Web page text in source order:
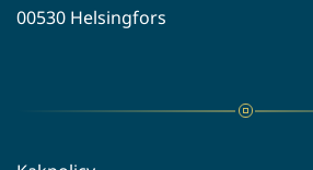
00530 Helsingfors